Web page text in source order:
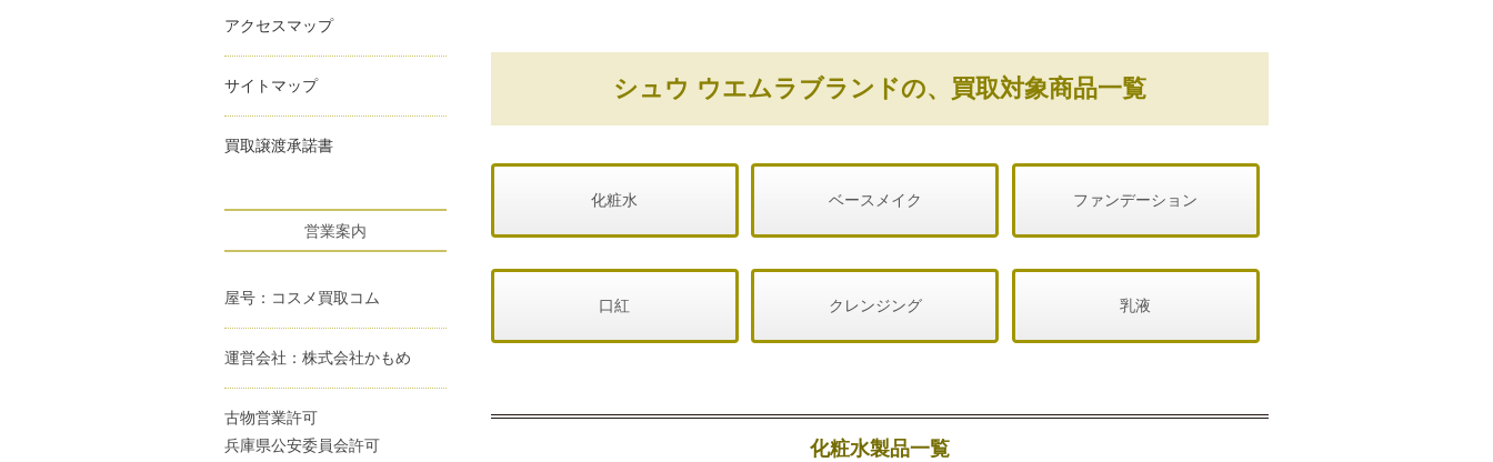
シュウ ウエムラブランドの、買取対象商品一覧
化粧水 ベースメイク ファンデーション
口紅 クレンジング 乳液
化粧水製品一覧
アクセスマップ
サイトマップ
買取譲渡承諾書
営業案内
屋号：コスメ買取コム
運営会社：株式会社かもめ
古物営業許可
兵庫県公安委員会許可